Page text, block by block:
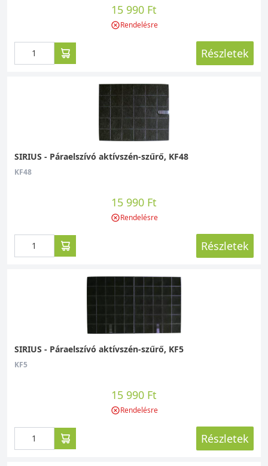
15 990 Ft
Rendelésre
Részletek
SIRIUS - Páraelszívó aktívszén-szűrő, KF48
KF48
15 990 Ft
Rendelésre
Részletek
SIRIUS - Páraelszívó aktívszén-szűrő, KF5
KF5
15 990 Ft
Rendelésre
Részletek